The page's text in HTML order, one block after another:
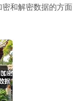
和解密数据的方面